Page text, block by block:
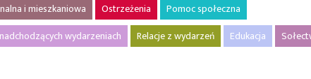
i mieszkaniowa Ostrzeżenia
Pomoc społeczna
wydarzeniach Relacje z wydarzeń Edukacja